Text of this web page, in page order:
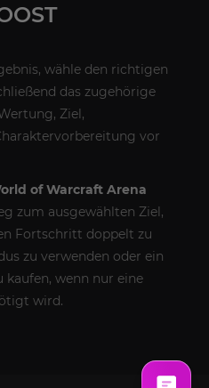
wähle den richtigen
das zugehörige
Ziel,
vor
of Warcraft Arena
zum ausgewählten Ziel,
Fortschritt doppelt zu
zu verwenden oder ein
kaufen, wenn nur eine
wird.